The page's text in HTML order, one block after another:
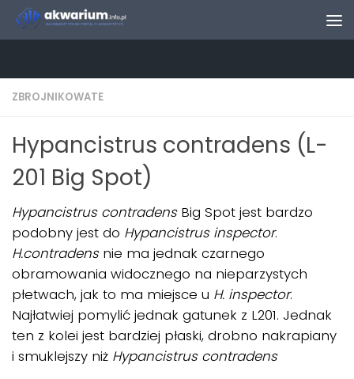
Skip to content
ZBROJNIKOWATE
Hypancistrus contradens (L-
201 Big Spot)
Hypancistrus contradensBig Spot jest bardzo
podobny jest do Hypancistrus inspector.
H.contradensnie ma jednak czarnego
obramowania widocznego na nieparzystych
płetwach, jak to ma miejsce u H. inspector.
Najłatwiej pomylić jednak gatunek z L201. Jednak
ten z kolei jest bardziej płaski, drobno nakrapiany
i smuklejszy niż Hypancistrus contradens